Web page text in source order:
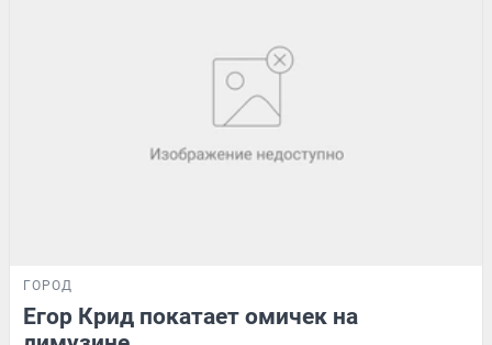
ГОРОД
Егор Крид покатает омичек на